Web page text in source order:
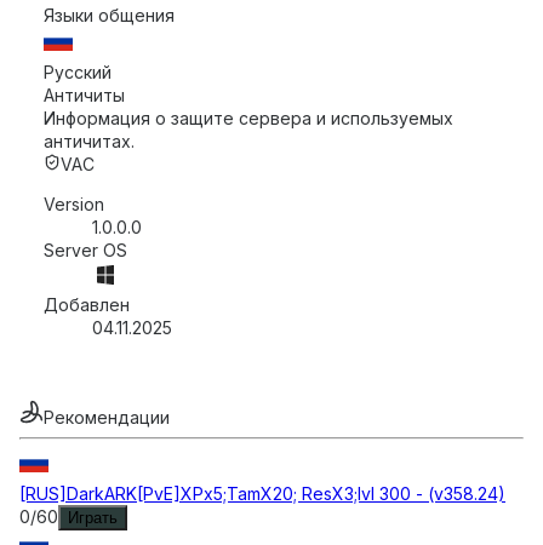
Языки общения
Русский
Античиты
Информация о защите сервера и используемых
античитах.
VAC
Version
1.0.0.0
Server OS
Добавлен
04.11.2025
Рекомендации
[RUS]DarkARK[PvE]XPx5;TamX20; ResX3;lvl 300 - (v358.24)
0/60 Играть